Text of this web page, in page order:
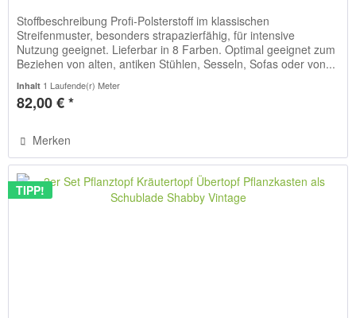
Stoffbeschreibung Profi-Polsterstoff im klassischen
Streifenmuster, besonders strapazierfähig, für intensive
Nutzung geeignet. Lieferbar in 8 Farben. Optimal geeignet zum
Beziehen von alten, antiken Stühlen, Sesseln, Sofas oder von...
Inhalt 1 Laufende(r) Meter
82,00 € *
Merken
TIPP!